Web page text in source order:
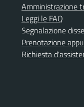
Amministrazione
Leggi le FAQ
Segnalazione
Prenotazione
Richiesta